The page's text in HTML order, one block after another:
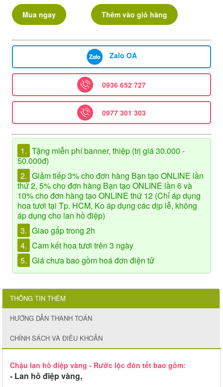
Mua ngay Thêm vào giỏ hàng
Zalo OA
0936 652 727
0977 301 303
1. Tặng miễn phí banner, thiệp (trị giá 30.000 -
50.000đ)
2. Giảm tiếp 3% cho đơn hàng Bạn tạo ONLINE lần
thứ 2, 5% cho đơn hàng Bạn tạo ONLINE lần 6 và
10% cho đơn hàng tạo ONLINE thứ 12 (Chỉ áp dụng
hoa tươi tại Tp. HCM, Ko áp dụng các dịp lễ, không
áp dụng cho lan hồ điệp)
3. Giao gấp trong 2h
4. Cam kết hoa tươi trên 3 ngày
5. Giá chưa bao gồm hoá đơn điện tử
THÔNG TIN THÊM
HƯỚNG DẪN THANH TOÁN
CHÍNH SÁCH VÀ ĐIỀU KHOẢN
Chậu lan hồ điệp vàng - Rước lộc đón tết bao gồm:
- Lan hồ điệp vàng,